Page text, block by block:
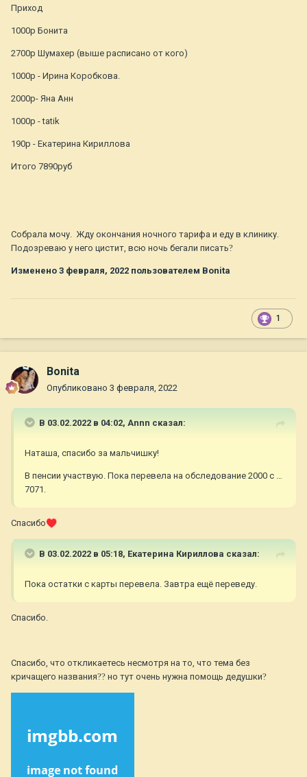
Приход
1000р Бонита
2700р Шумахер (выше расписано от кого)
1000р - Ирина Коробкова.
2000р- Яна Анн
1000р - tatik
190р - Екатерина Кириллова
Итого 7890руб
Собрала мочу. Жду окончания ночного тарифа и еду в клинику.
Подозреваю у него цистит, всю ночь бегали писать?
Изменено 3 февраля, 2022 пользователем Bonita
1
Bonita
Опубликовано 3 февраля, 2022
В 03.02.2022 в 04:02, Annn сказал:
Наташа, спасибо за мальчишку!
В пенсии участвую. Пока перевела на обследование 2000 с …
7071.
Спасибо♥️
В 03.02.2022 в 05:18, Екатерина Кириллова сказал:
Пока остатки с карты перевела. Завтра ещё переведу.
Спасибо.
Спасибо, что откликаетесь несмотря на то, что тема без
кричащего названия?? но тут очень нужна помощь дедушки?